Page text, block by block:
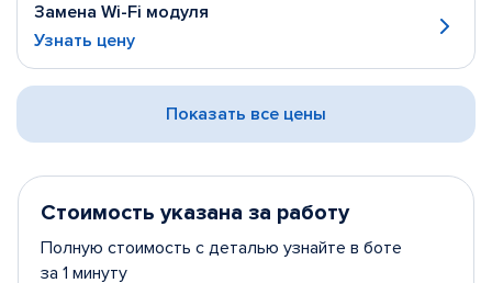
Замена Wi-Fi модуля
Узнать цену
Показать все цены
Стоимость указана за работу
Полную стоимость с деталью узнайте в боте
за 1 минуту